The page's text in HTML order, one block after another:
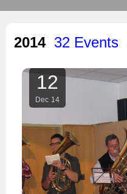
2014 32 Events
12
Dec 14